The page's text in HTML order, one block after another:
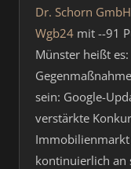
Dr. Schorn
Wgb24 mit --91
Münster heißt
sein: Google-
verstärkte
kontinuierlich an